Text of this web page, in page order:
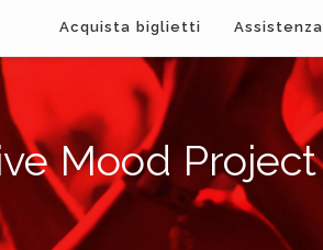
Acquista biglietti Assistenza
Mood Project